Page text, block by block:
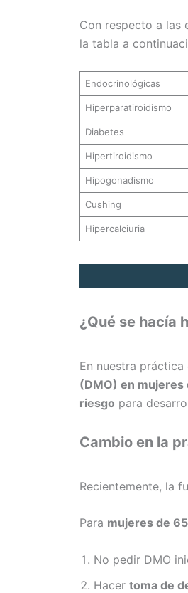
Con respecto a las
la tabla a
Endocrinológicas
Hiperparatiroidismo
Diabetes
Hipertiroidismo
Hipogonadismo
Cushing
Hipercalciuria
¿Qué se hacía
En nuestra
(DMO) en mujeres
riesgo para
Cambio en la
Recientemente, la
Para mujeres de
No pedir DMO
Hacer toma de